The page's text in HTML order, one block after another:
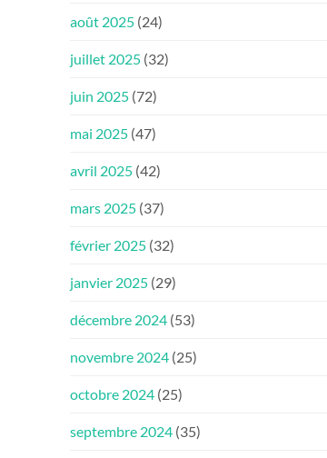
août 2025 (24)
juillet 2025 (32)
juin 2025 (72)
mai 2025 (47)
avril 2025 (42)
mars 2025 (37)
février 2025 (32)
janvier 2025 (29)
décembre 2024 (53)
novembre 2024 (25)
octobre 2024 (25)
septembre 2024 (35)